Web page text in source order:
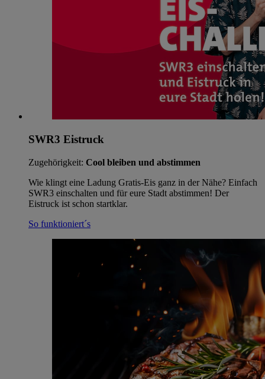
SWR3 Eistruck
Zugehörigkeit: Cool bleiben und abstimmen
Wie klingt eine Ladung Gratis-Eis ganz in der Nähe? Einfach
SWR3 einschalten und für eure Stadt abstimmen! Der
Eistruck ist schon startklar.
So funktioniert´s